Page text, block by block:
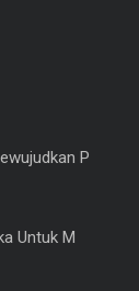
P
Untuk M